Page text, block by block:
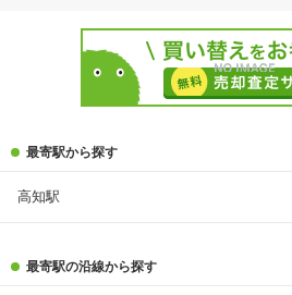
最寄駅から探す
高知駅
最寄駅の沿線から探す